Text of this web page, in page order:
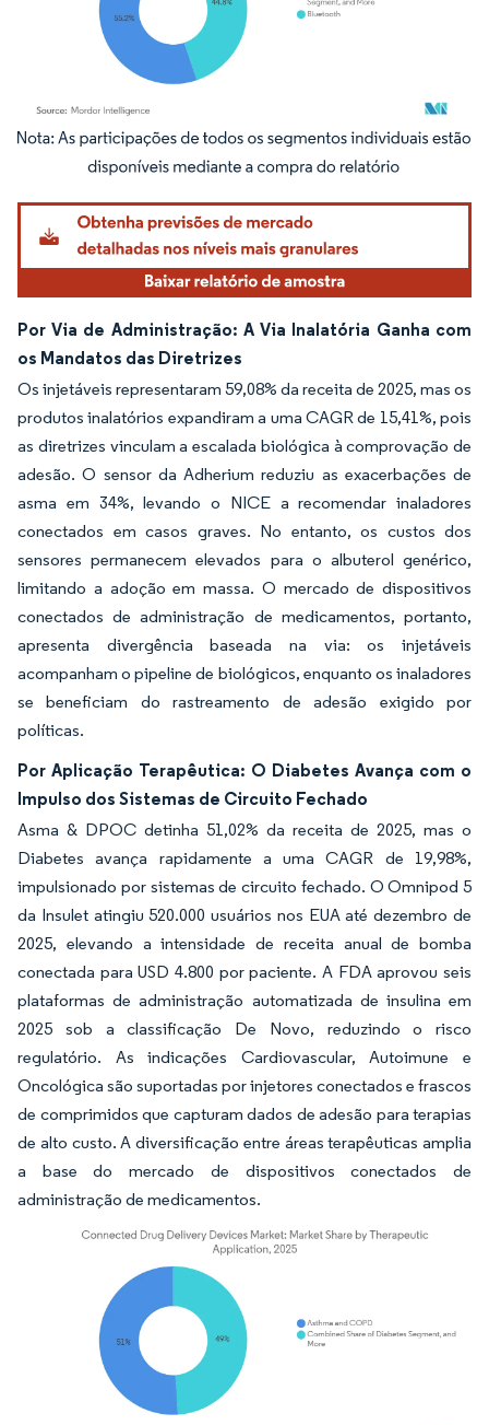
Imagem © Mordor Intelligence. O reuso requer atribuição conforme CC BY 4.0.
Por Via de Administração: A Via Inalatória Ganha com
os Mandatos das Diretrizes
Os injetáveis representaram 59,08% da receita de 2025, mas os
produtos inalatórios expandiram a uma CAGR de 15,41%, pois
as diretrizes vinculam a escalada biológica à comprovação de
adesão. O sensor da Adherium reduziu as exacerbações de
asma em 34%, levando o NICE a recomendar inaladores
conectados em casos graves. No entanto, os custos dos
sensores permanecem elevados para o albuterol genérico,
limitando a adoção em massa. O mercado de dispositivos
conectados de administração de medicamentos, portanto,
apresenta divergência baseada na via: os injetáveis
acompanham o pipeline de biológicos, enquanto os inaladores
se beneficiam do rastreamento de adesão exigido por
políticas.
Por Aplicação Terapêutica: O Diabetes Avança com o
Impulso dos Sistemas de Circuito Fechado
Asma & DPOC detinha 51,02% da receita de 2025, mas o
Diabetes avança rapidamente a uma CAGR de 19,98%,
impulsionado por sistemas de circuito fechado. O Omnipod 5
da Insulet atingiu 520.000 usuários nos EUA até dezembro de
2025, elevando a intensidade de receita anual de bomba
conectada para USD 4.800 por paciente. A FDA aprovou seis
plataformas de administração automatizada de insulina em
2025 sob a classificação De Novo, reduzindo o risco
regulatório. As indicações Cardiovascular, Autoimune e
Oncológica são suportadas por injetores conectados e frascos
de comprimidos que capturam dados de adesão para terapias
de alto custo. A diversificação entre áreas terapêuticas amplia
a base do mercado de dispositivos conectados de
administração de medicamentos.